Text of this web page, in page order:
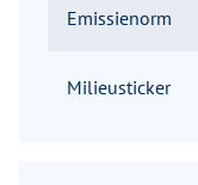
Emissienorm
Milieusticker